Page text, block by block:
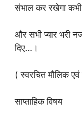
संभाल कर रखेगा कभी
और सभी प्यार भरी
दिए…।
( स्वरचित मौलिक एवं
साप्ताहिक विषय